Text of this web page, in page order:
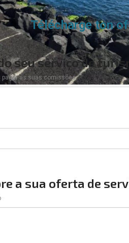
Télécharge ton
seu serviço de
pagar as suas comissões
a sua oferta de